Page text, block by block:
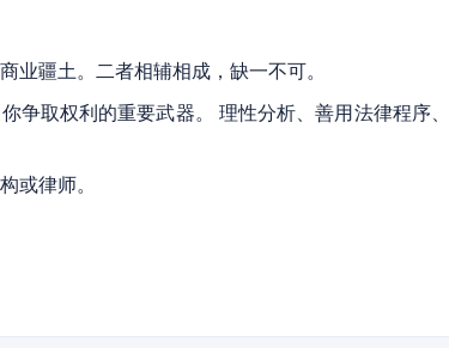
业疆土。二者相辅相成，缺一不可。
争取权利的重要武器。 理性分析、善用法律程序、
或律师。